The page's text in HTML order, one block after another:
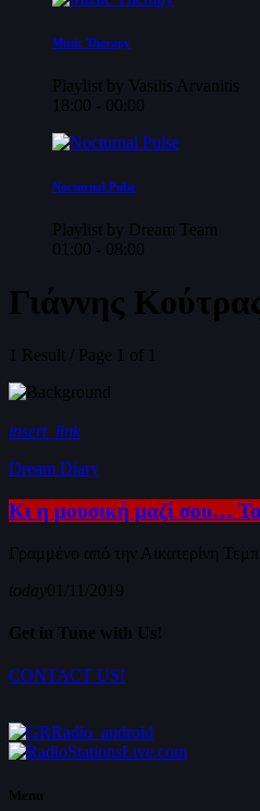
Music Therapy
Playlist by Vasilis Arvanitis
18:00 - 00:00
Nocturnal Pulse
Playlist by Dream Team
01:00 - 08:00
Γιάννης
1 Result / Page 1 of 1
insert_link
Dream Diary
Κι η μουσική μαζί σου…
Γραμμένο από την Αικατερίνη
today01/11/2019
Get in Tune with Us!
CONTACT US!
Menu